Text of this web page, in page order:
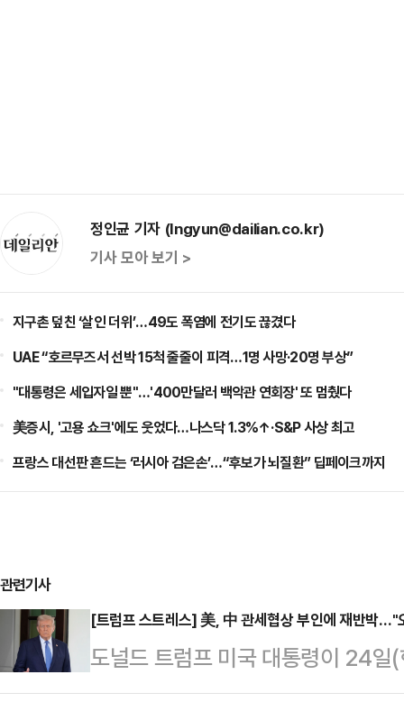
정인균 기자 (Ingyun@dailian.co.kr)
기사 모아 보기 >
지구촌 덮친 ‘살인 더위’…49도 폭염에 전기도 끊겼다
UAE “호르무즈서 선박 15척 줄줄이 피격…1명 사망·20명 부상”
"대통령은 세입자일 뿐"…'400만달러 백악관 연회장' 또 멈췄다
美증시, '고용 쇼크'에도 웃었다…나스닥 1.3%↑·S&P 사상 최고
프랑스 대선판 흔드는 ‘러시아 검은손’…“후보가 뇌질환” 딥페이크까지
관련기사
[트럼프 스트레스] 美, 中 관세협상 부인에 재반박…"
도널드 트럼프 미국 대통령이 24일
다고 밝혔다.로이터통신에 따르면